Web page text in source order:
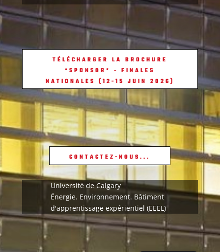
TÉLÉCHARGER LA BROCHURE
*SPONSOR* - FINALES
NATIONALES (12-15 JUIN 2026)
CONTACTEZ-NOUS...
Université de Calgary
Énergie. Environnement. Bâtiment
d'apprentissage expérientiel (EEEL)